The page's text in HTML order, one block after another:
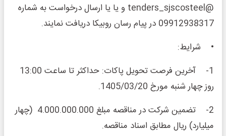
@tenders_sjscosteel و یا یا ارسال درخواست به شماره
09912938317 در پیام رسان روبیکا دریافت نمایند.
• شرایط:
1- آخرین فرصت تحویل پاکات: حداکثر تا ساعت 13:00
روز چهار شنبه مورخ 1405/03/20.
2- تضمین شرکت در مناقصه مبلغ 4.000.000.000 (چهار
میلیارد) ریال مطابق اسناد مناقصه.